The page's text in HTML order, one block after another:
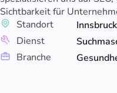
Sichtbarkeit für
Standort
Dienst
Branche